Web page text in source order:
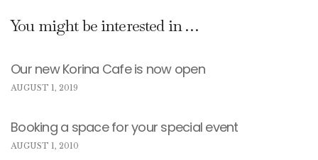
You might be interested in …
Our new Korina Cafe is now open
AUGUST 1, 2019
Booking a space for your special event
AUGUST 1, 2010